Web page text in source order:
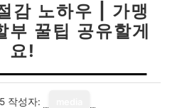
감 노하우 | 가맹
부 꿀팁 공유할게
요!
작성자: